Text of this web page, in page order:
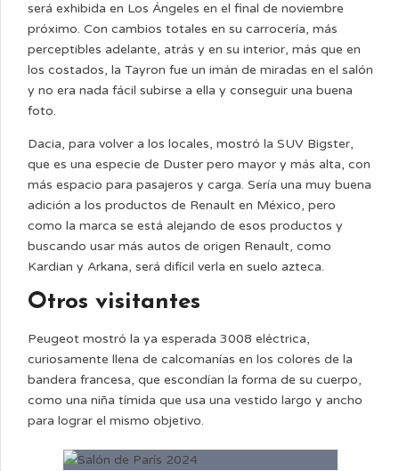
será exhibida en Los Ángeles en el final de noviembre
próximo. Con cambios totales en su carrocería, más
perceptibles adelante, atrás y en su interior, más que en
los costados, la Tayron fue un imán de miradas en el salón
y no era nada fácil subirse a ella y conseguir una buena
foto.
Dacia, para volver a los locales, mostró la SUV Bigster,
que es una especie de Duster pero mayor y más alta, con
más espacio para pasajeros y carga. Sería una muy buena
adición a los productos de Renault en México, pero
como la marca se está alejando de esos productos y
buscando usar más autos de origen Renault, como
Kardian y Arkana, será difícil verla en suelo azteca.
Otros visitantes
Peugeot mostró la ya esperada 3008 eléctrica,
curiosamente llena de calcomanías en los colores de la
bandera francesa, que escondían la forma de su cuerpo,
como una niña tímida que usa una vestido largo y ancho
para lograr el mismo objetivo.